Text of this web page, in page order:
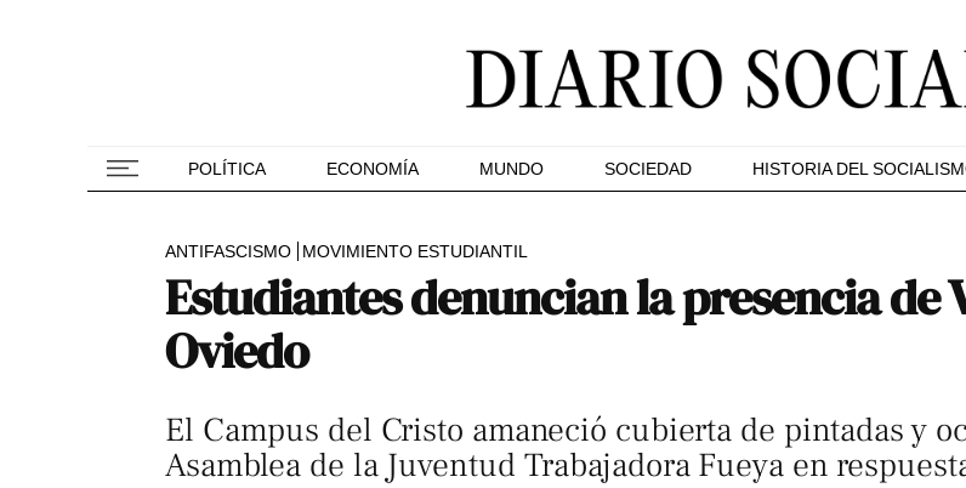
POLÍTICA ECONOMÍA MUNDO SOCIEDAD HISTORIA DEL
ANTIFASCISMO MOVIMIENTO ESTUDIANTIL
Estudiantes denuncian la presencia de
Oviedo
El Campus del Cristo amaneció cubierta de pintadas y
Asamblea de la Juventud Trabajadora Fueya en